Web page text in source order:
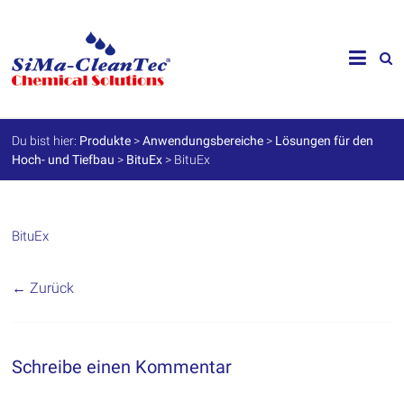
SiMa-
Cleantec
GmbH
Spezialprodukte
für
Werterhalt
Du bist hier: Produkte >Anwendungsbereiche > Lösungen für den
Hoch- und Tiefbau > BituEx > BituEx
BituEx
← Zurück
Schreibe einen Kommentar